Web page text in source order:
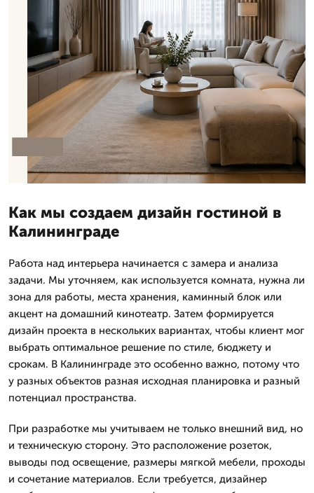
Как мы создаем дизайн гостиной в
Калининграде
Работа над интерьера начинается с замера и анализа
задачи. Мы уточняем, как используется комната, нужна ли
зона для работы, места хранения, каминный блок или
акцент на домашний кинотеатр. Затем формируется
дизайн проекта в нескольких вариантах, чтобы клиент мог
выбрать оптимальное решение по стиле, бюджету и
срокам. В Калининграде это особенно важно, потому что
у разных объектов разная исходная планировка и разный
потенциал пространства.
При разработке мы учитываем не только внешний вид, но
и техническую сторону. Это расположение розеток,
выводы под освещение, размеры мягкой мебели, проходы
и сочетание материалов. Если требуется, дизайнер